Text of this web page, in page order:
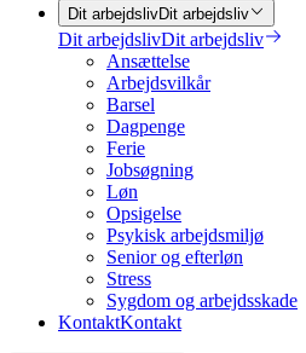
Dit arbejdslivDit arbejdsliv
Dit arbejdslivDit arbejdsliv
Ansættelse
Arbejdsvilkår
Barsel
Dagpenge
Ferie
Jobsøgning
Løn
Opsigelse
Psykisk arbejdsmiljø
Senior og efterløn
Stress
Sygdom og arbejdsskade
KontaktKontakt